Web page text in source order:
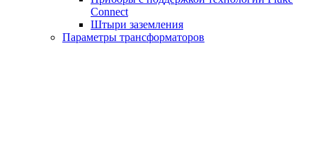
Connect
Штыри заземления
Параметры трансформаторов